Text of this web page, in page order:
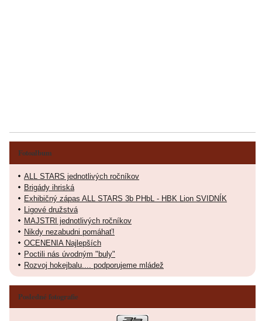
Fotoalbum
ALL STARS jednotlivých ročníkov
Brigády ihriská
Exhibičný zápas ALL STARS 3b PHbL - HBK Lion SVIDNÍK
Ligové družstvá
MAJSTRI jednotlivých ročníkov
Nikdy nezabudni pomáhať!
OCENENIA Najlepších
Poctili nás úvodným "buly"
Rozvoj hokejbalu.... podporujeme mládež
Posledné fotografie